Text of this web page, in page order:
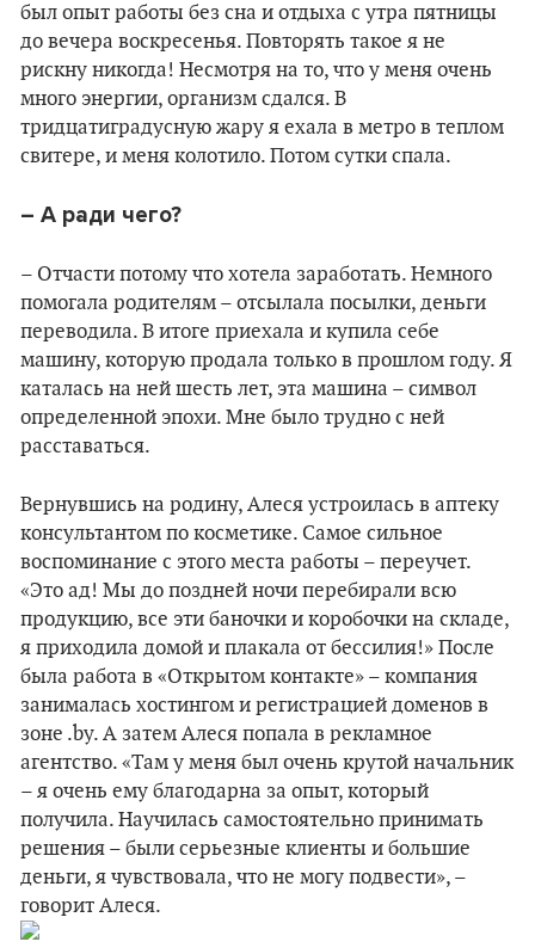
был опыт работы без сна и отдыха с утра пятницы
до вечера воскресенья. Повторять такое я не
рискну никогда! Несмотря на то, что у меня очень
много энергии, организм сдался. В
тридцатиградусную жару я ехала в метро в теплом
свитере, и меня колотило. Потом сутки спала.
– А ради чего?
– Отчасти потому что хотела заработать. Немного
помогала родителям – отсылала посылки, деньги
переводила. В итоге приехала и купила себе
машину, которую продала только в прошлом году. Я
каталась на ней шесть лет, эта машина – символ
определенной эпохи. Мне было трудно с ней
расставаться.
Вернувшись на родину, Алеся устроилась в аптеку
консультантом по косметике. Самое сильное
воспоминание с этого места работы – переучет.
«Это ад! Мы до поздней ночи перебирали всю
продукцию, все эти баночки и коробочки на складе,
я приходила домой и плакала от бессилия!» После
была работа в «Открытом контакте» – компания
занималась хостингом и регистрацией доменов в
зоне .by. А затем Алеся попала в рекламное
агентство. «Там у меня был очень крутой начальник
– я очень ему благодарна за опыт, который
получила. Научилась самостоятельно принимать
решения – были серьезные клиенты и большие
деньги, я чувствовала, что не могу подвести», –
говорит Алеся.